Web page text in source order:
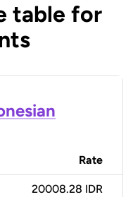
table for
Rate
20008.28 IDR